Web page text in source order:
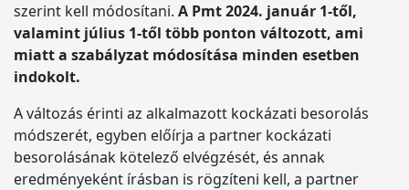
szerint kell módosítani. A Pmt 2024. január 1-től,
valamint július 1-től több ponton változott, ami
miatt a szabályzat módosítása minden esetben
indokolt.
A változás érinti az alkalmazott kockázati besorolás
módszerét, egyben előírja a partner kockázati
besorolásának kötelező elvégzését, és annak
eredményeként írásban is rögzíteni kell, a partner